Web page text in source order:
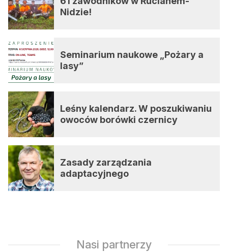
Nidzie!
Seminarium naukowe „Pożary a
lasy”
Leśny kalendarz. W poszukiwaniu
owoców borówki czernicy
Zasady zarządzania
adaptacyjnego
Nasi partnerzy